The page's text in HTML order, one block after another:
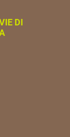
DI